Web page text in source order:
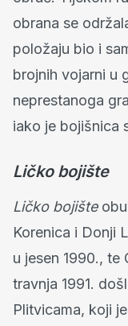
obrana se
položaju bio i
brojnih vojarni u
neprestanoga
iako je bojišnica
Ličko bojište
Ličko bojište
Korenica i Donji
u jesen 1990.,
travnja 1991.
Plitvicama, koji